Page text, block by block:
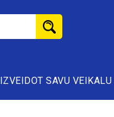
IZVEIDOT SAVU VEIKALU